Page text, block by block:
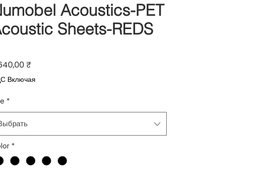
Acoustics-PET
Sheets-REDS
₹Цена
Включая
*
*